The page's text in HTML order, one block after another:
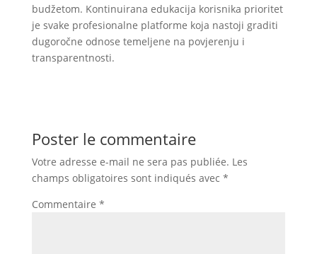
budžetom. Kontinuirana edukacija korisnika prioritet
je svake profesionalne platforme koja nastoji graditi
dugoročne odnose temeljene na povjerenju i
transparentnosti.
Poster le commentaire
Votre adresse e-mail ne sera pas publiée. Les
champs obligatoires sont indiqués avec *
Commentaire *